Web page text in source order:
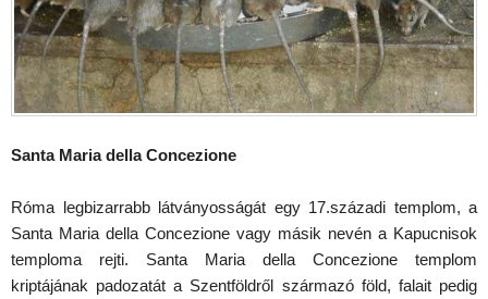
Santa Maria della Concezione
Róma legbizarrabb látványosságát egy 17.századi templom, a
Santa Maria della Concezione vagy másik nevén a Kapucnisok
temploma rejti. Santa Maria della Concezione templom
kriptájának padozatát a Szentföldről származó föld, falait pedig